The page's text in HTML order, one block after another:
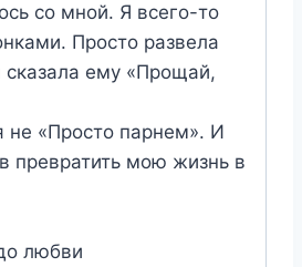
со мной. Я всего-то
Просто развела
сказала ему «Прощай,
не «Просто парнем». И
превратить мою жизнь в
любви